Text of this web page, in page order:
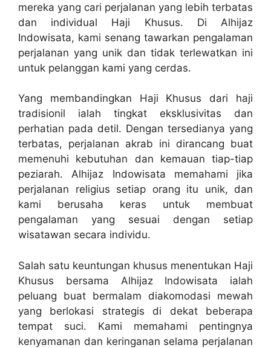
mereka yang cari perjalanan yang lebih terbatas
dan individual Haji Khusus. Di Alhijaz
Indowisata, kami senang tawarkan pengalaman
perjalanan yang unik dan tidak terlewatkan ini
untuk pelanggan kami yang cerdas.
Yang membandingkan Haji Khusus dari haji
tradisionil ialah tingkat eksklusivitas dan
perhatian pada detil. Dengan tersedianya yang
terbatas, perjalanan akrab ini dirancang buat
memenuhi kebutuhan dan kemauan tiap-tiap
peziarah. Alhijaz Indowisata memahami jika
perjalanan religius setiap orang itu unik, dan
kami berusaha keras untuk membuat
pengalaman yang sesuai dengan setiap
wisatawan secara individu.
Salah satu keuntungan khusus menentukan Haji
Khusus bersama Alhijaz Indowisata ialah
peluang buat bermalam diakomodasi mewah
yang berlokasi strategis di dekat beberapa
tempat suci. Kami memahami pentingnya
kenyamanan dan keringanan selama perjalanan